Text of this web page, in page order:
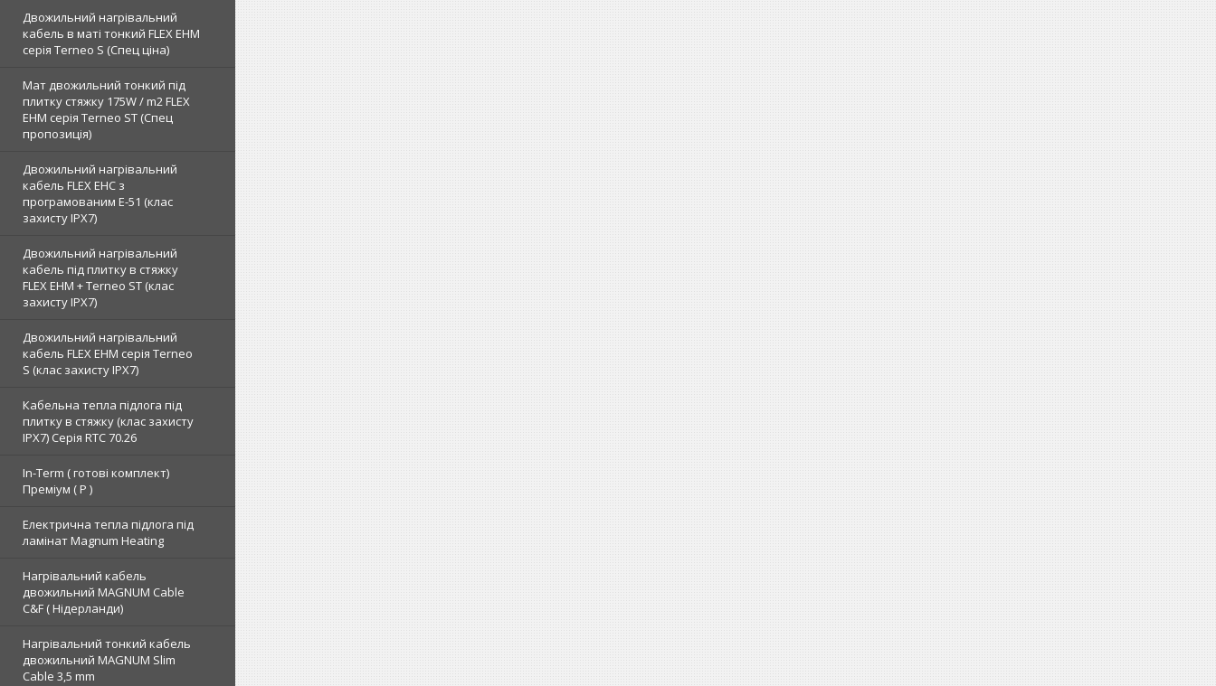
Двожильний нагрівальний
кабель в маті тонкий FLEX EHM
серія Terneo S (Спец ціна)
Мат двожильний тонкий під
плитку стяжку 175W / m2 FLEX
EHM серія Terneo SТ (Спец
пропозиція)
Двожильний нагрівальний
кабель FLEX EHС з
програмованим E-51 (клас
захисту IPX7)
Двожильний нагрівальний
кабель під плитку в стяжку
FLEX EHM + Terneo ST (клас
захисту IPX7)
Двожильний нагрівальний
кабель FLEX EHM серія Terneo
S (клас захисту IPX7)
Кабельна тепла підлога під
плитку в стяжку (клас захисту
IPX7) Серія RTC 70.26
In-Term ( готові комплект)
Преміум ( Р )
Електрична тепла підлога під
ламінат Magnum Heating
Нагрівальний кабель
двожильний MAGNUM Cable
C&F ( Нідерланди)
Нагрівальний тонкий кабель
двожильний MAGNUM Slim
Cable 3,5 mm